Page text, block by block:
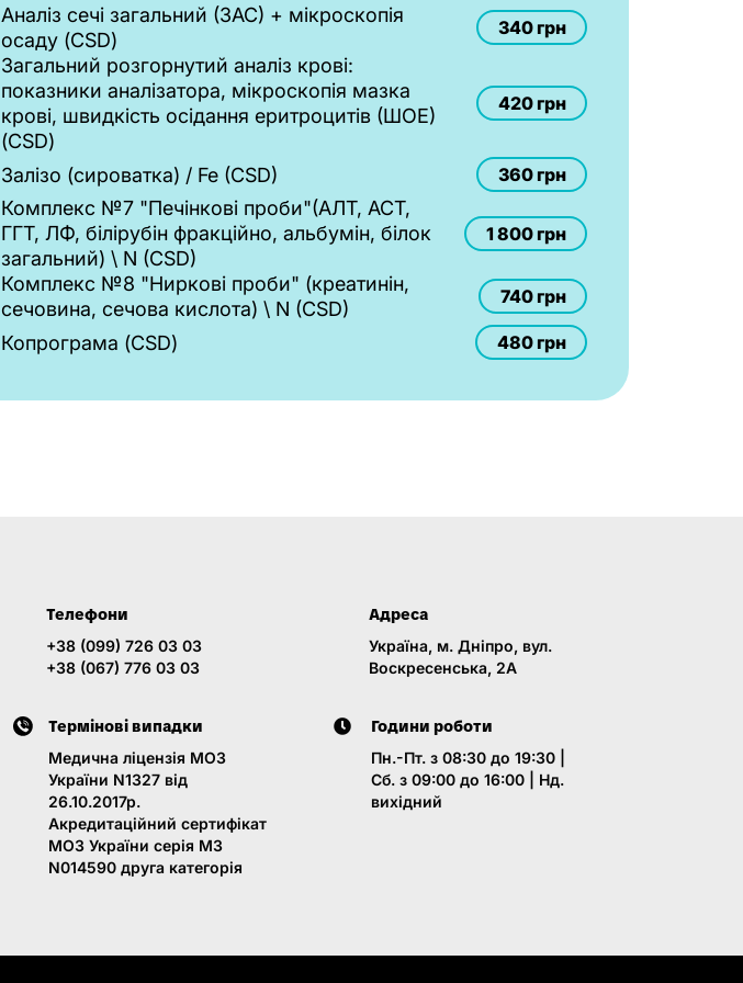
Аналіз сечі загальний (ЗАС) + мікроскопія
осаду (CSD)
340 грн
Загальний розгорнутий аналіз крові:
показники аналізатора, мікроскопія мазка
крові, швидкість осідання еритроцитів (ШОЕ)
(CSD)
420 грн
Залізо (сироватка) / Fe (CSD) 360 грн
Комплекс №7 "Печінкові проби"(АЛТ, АСТ,
ГГТ, ЛФ, білірубін фракційно, альбумін, білок
загальний) \ N (CSD)
1 800 грн
Комплекс №8 "Ниркові проби" (креатинін,
сечовина, сечова кислота) \ N (CSD)
740 грн
Копрограма (CSD) 480 грн
Телефони
+38 (099) 726 03 03
+38 (067) 776 03 03
Адреса
Україна, м. Дніпро, вул.
Воскресенська, 2A
Термінові випадки
Медична ліцензія МОЗ
України N1327 від
26.10.2017р.
Акредитаційний сертифікат
МОЗ України серія МЗ
N014590 друга категорія
Години роботи
Пн.-Пт. з 08:30 до 19:30 |
Сб. з 09:00 до 16:00 | Нд.
вихідний